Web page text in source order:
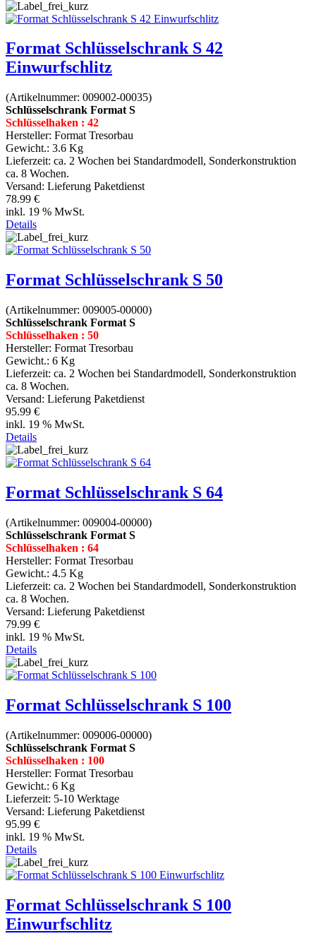
Format Schlüsselschrank S 42
Einwurfschlitz
(Artikelnummer: 009002-00035)
Schlüsselschrank Format S
Schlüsselhaken : 42
Hersteller: Format Tresorbau
Gewicht.: 3.6 Kg
Lieferzeit: ca. 2 Wochen bei Standardmodell, Sonderkonstruktion
ca. 8 Wochen.
Versand: Lieferung Paketdienst
78.99 €
inkl. 19 % MwSt.
Details
Format Schlüsselschrank S 50
(Artikelnummer: 009005-00000)
Schlüsselschrank Format S
Schlüsselhaken : 50
Hersteller: Format Tresorbau
Gewicht.: 6 Kg
Lieferzeit: ca. 2 Wochen bei Standardmodell, Sonderkonstruktion
ca. 8 Wochen.
Versand: Lieferung Paketdienst
95.99 €
inkl. 19 % MwSt.
Details
Format Schlüsselschrank S 64
(Artikelnummer: 009004-00000)
Schlüsselschrank Format S
Schlüsselhaken : 64
Hersteller: Format Tresorbau
Gewicht.: 4.5 Kg
Lieferzeit: ca. 2 Wochen bei Standardmodell, Sonderkonstruktion
ca. 8 Wochen.
Versand: Lieferung Paketdienst
79.99 €
inkl. 19 % MwSt.
Details
Format Schlüsselschrank S 100
(Artikelnummer: 009006-00000)
Schlüsselschrank Format S
Schlüsselhaken : 100
Hersteller: Format Tresorbau
Gewicht.: 6 Kg
Lieferzeit: 5-10 Werktage
Versand: Lieferung Paketdienst
95.99 €
inkl. 19 % MwSt.
Details
Format Schlüsselschrank S 100
Einwurfschlitz